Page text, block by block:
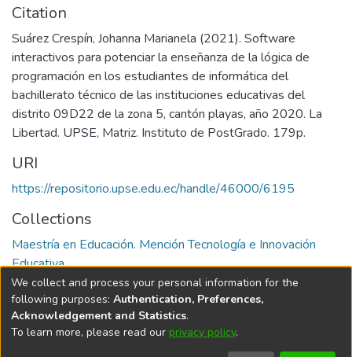
Citation
Suárez Crespín, Johanna Marianela (2021). Software
interactivos para potenciar la enseñanza de la lógica de
programación en los estudiantes de informática del
bachillerato técnico de las instituciones educativas del
distrito 09D22 de la zona 5, cantón playas, año 2020. La
Libertad. UPSE, Matriz. Instituto de PostGrado. 179p.
URI
https://repositorio.upse.edu.ec/handle/46000/6195
Collections
Maestría en Educación. Mención Tecnología e Innovación
Educativa
Full item page
DSpace softwarecopyright © 2002-2026
We collect and process your personal information for the
following purposes: Authentication, Preferences,
Acknowledgement and Statistics.
To learn more, please read our privacy policy.